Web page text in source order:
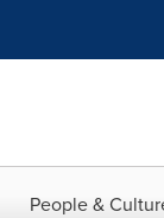
People &